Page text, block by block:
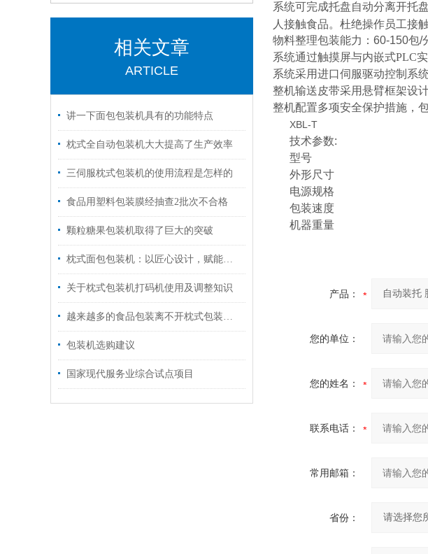
相关文章
ARTICLE
讲一下面包包装机具有的功能特点
枕式全自动包装机大大提高了生产效率
三伺服枕式包装机的使用流程是怎样的
食品用塑料包装膜经抽查2批次不合格
颗粒糖果包装机取得了巨大的突破
枕式面包包装机：以匠心设计，赋能面包产业高效进阶
关于枕式包装机打码机使用及调整知识
越来越多的食品包装离不开枕式包装机械的快速发展
包装机选购建议
国家现代服务业综合试点项目
系统可完成托盘自动分离开托
人接触食品。杜绝操作员工接
物料整理包装能力： 60-150包/
系统通过触摸屏与内嵌式PLC
系统采用进口伺服驱动控制系
整机输送皮带采用悬臂框架设
整机配置多项安全保护措施，
XBL-T
技术参数:
型号
外形尺寸
电源规格
包装速度
机器重量
产品：
您的单位：
您的姓名：
联系电话：
常用邮箱：
省份：